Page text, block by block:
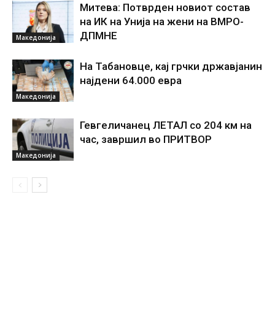
Македонија
Митева: Потврден новиот состав
на ИК на Унија на жени на ВМРО-
ДПМНЕ
Македонија
На Табановце, кај грчки државјанин
најдени 64.000 евра
Македонија
Гевгеличанец ЛЕТАЛ со 204 км на
час, завршил во ПРИТВОР